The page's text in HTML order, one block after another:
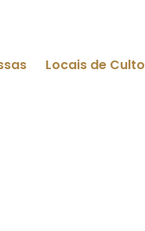
Locais de Culto